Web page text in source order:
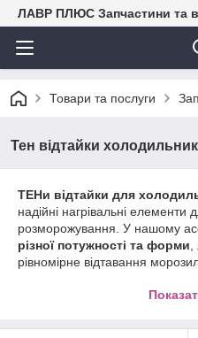
ЛАВР ПЛЮС Запчастини та
Товари та послуги
Тен відтайки
ТЕНи відтайки для
надійні нагрівальні
розморожування. У нашому
різної потужності та форми
рівномірне відтавання
інших брендів. Всі деталі
роботу системи. Пропонуємо